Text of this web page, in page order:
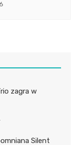
zagra w
Silent